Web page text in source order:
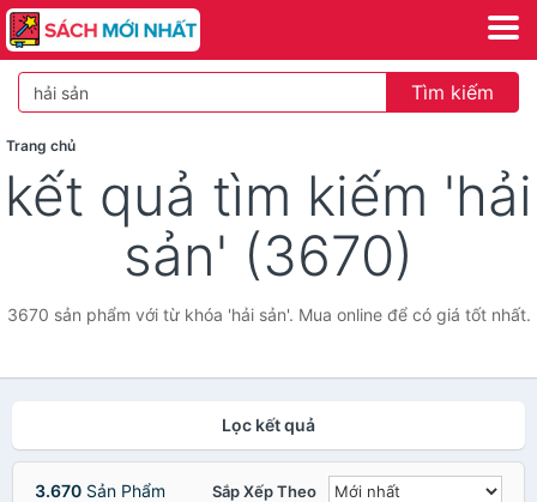
Tìm kiếm
Trang chủ
kết quả tìm kiếm 'hải
sản' (3670)
3670 sản phẩm với từ khóa 'hải sản'. Mua online để có giá tốt nhất.
Lọc kết quả
3.670 Sản Phẩm Sắp Xếp Theo